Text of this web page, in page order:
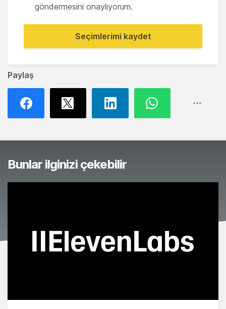
Paylaş
göndermesini onaylıyorum.
Seçimlerimi kaydet
Bunlar ilginizi çekebilir